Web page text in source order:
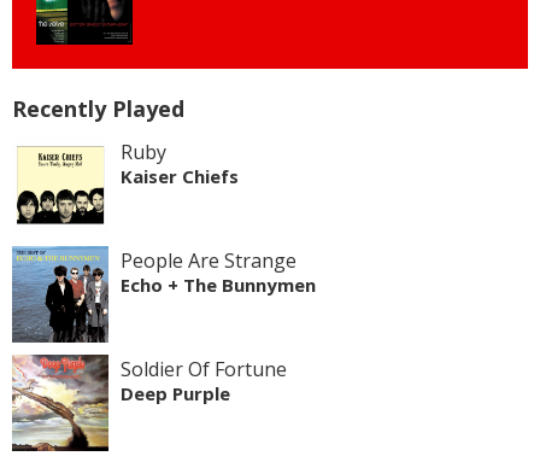
Recently Played
Ruby
Kaiser Chiefs
People Are Strange
Echo + The Bunnymen
Soldier Of Fortune
Deep Purple